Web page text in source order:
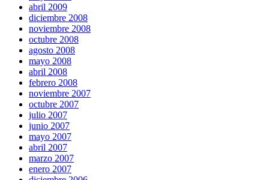
abril 2009
diciembre 2008
noviembre 2008
octubre 2008
agosto 2008
mayo 2008
abril 2008
febrero 2008
noviembre 2007
octubre 2007
julio 2007
junio 2007
mayo 2007
abril 2007
marzo 2007
enero 2007